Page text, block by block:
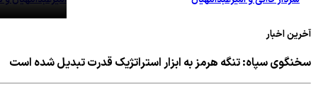
آخرین اخبار
سخنگوی سپاه: تنگه هرمز به ابزار استراتژیک قدرت تبدیل شده است